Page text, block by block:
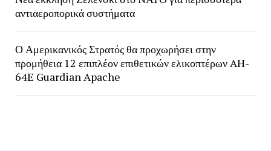
αντιαεροπορικά συστήματα
Ο Αμερικανικός Στρατός θα προχωρήσει στην
προμήθεια 12 επιπλέον επιθετικών ελικοπτέρων AH-
64E Guardian Apache